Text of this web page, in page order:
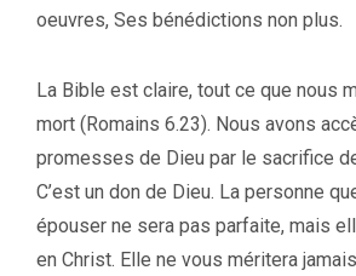
oeuvres, Ses bénédictions non plus.
La Bible est claire, tout ce que nous
mort (Romains 6.23). Nous avons
promesses de Dieu par le sacrifice
C’est un don de Dieu. La personne
épouser ne sera pas parfaite, mais
en Christ. Elle ne vous méritera